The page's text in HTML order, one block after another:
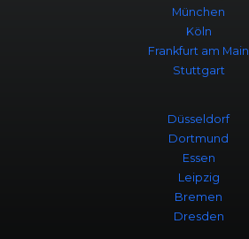
München
Köln
Frankfurt am Main
Stuttgart
Düsseldorf
Dortmund
Essen
Leipzig
Bremen
Dresden